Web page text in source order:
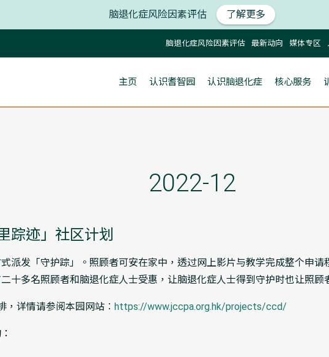
脑退化症风险因素评估 了解更多
脑退化症风险因素评估 最新动向 媒体专区
主页 认识耆智园 认识脑退化症 核心服务
2022-12
踪迹」社区计划
派发「守护踪」。照顾者可安在家中，透过网上影片与教学完成整个申
十多名照顾者和脑退化症人士受惠，让脑退化症人士得到守护时也让照顾
，详情请参阅本园网站︰ https://www.jccpa.org.hk/projects/ccd/